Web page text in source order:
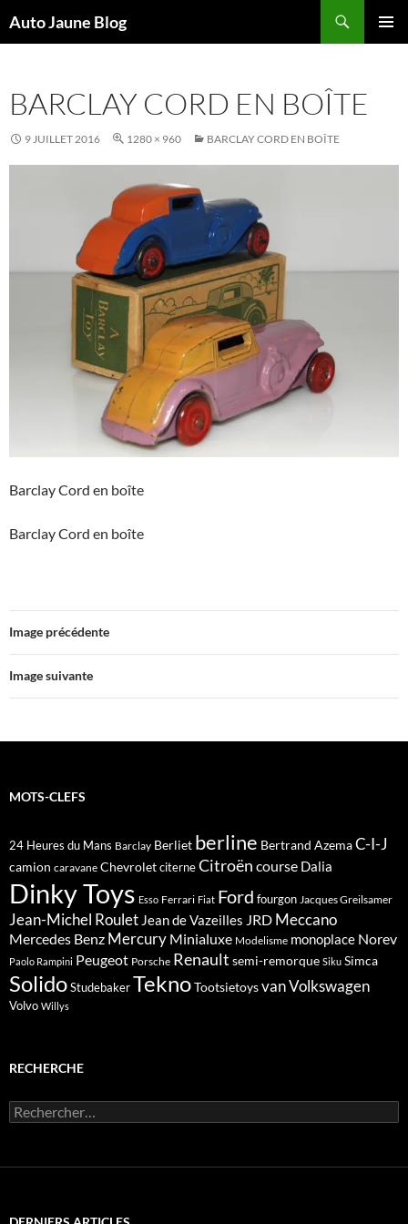
Auto Jaune Blog
BARCLAY CORD EN BOÎTE
9 JUILLET 2016 1280 × 960 BARCLAY CORD EN BOÎTE
Barclay Cord en boîte
Barclay Cord en boîte
Image précédente
Image suivante
MOTS-CLEFS
24 Heures du Mans Barclay Berliet berline Bertrand AzemaC-I-J
camion caravane ChevroletciterneCitroën course Dalia
Dinky Toys Esso Ferrari Fiat Ford fourgon Jacques Greilsamer
Jean-Michel Roulet Jean de Vazeilles JRD Meccano
Mercedes Benz Mercury Minialuxe Modelisme monoplace Norev
Paolo Rampini Peugeot Porsche Renault semi-remorque Siku Simca
SolidoStudebakerTeknoTootsietoysvanVolkswagen
Volvo Willys
RECHERCHE
Rechercher :